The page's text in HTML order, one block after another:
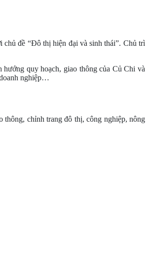
đề “Đô thị hiện đại và sinh thái”. Chủ trì
quy hoạch, giao thông của Củ Chi và
nghiệp…
thông, chỉnh trang đô thị, công nghiệp, nông